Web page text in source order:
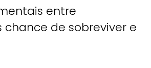
entre
de sobreviver e